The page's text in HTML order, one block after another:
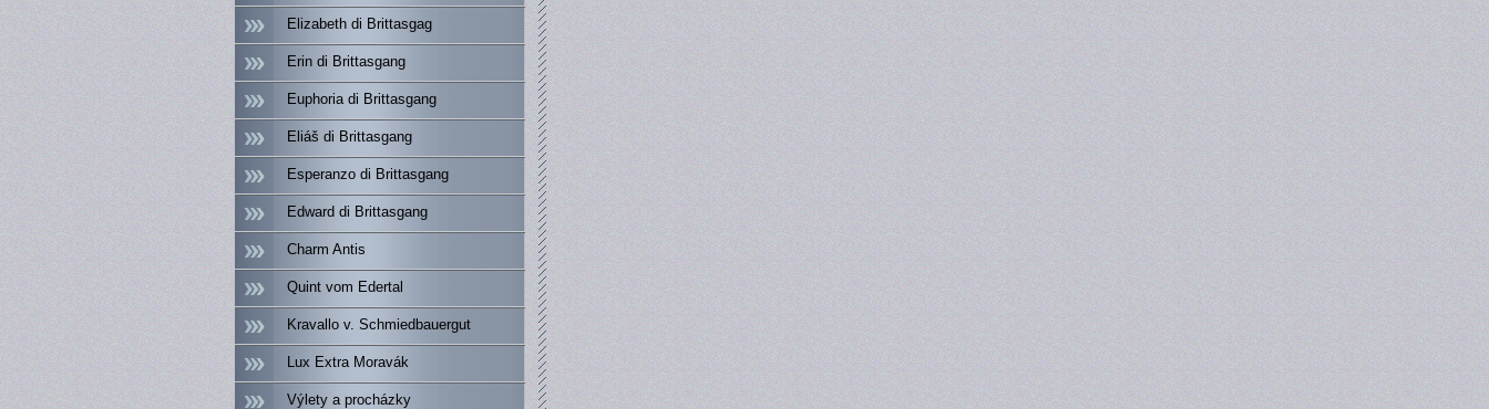
Elizabeth di Brittasgag
Erin di Brittasgang
Euphoria di Brittasgang
Eliáš di Brittasgang
Esperanzo di Brittasgang
Edward di Brittasgang
Charm Antis
Quint vom Edertal
Kravallo v. Schmiedbauergut
Lux Extra Moravák
Výlety a procházky